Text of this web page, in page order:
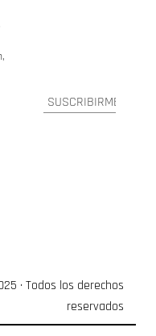
· Todos los derechos
reservados